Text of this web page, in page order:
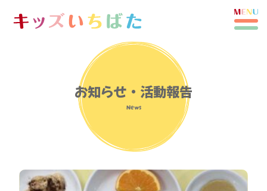
お知らせ・活動報告
News